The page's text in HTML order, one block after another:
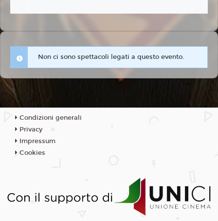
Non ci sono spettacoli legati a questo evento.
Condizioni generali
Privacy
Impressum
Cookies